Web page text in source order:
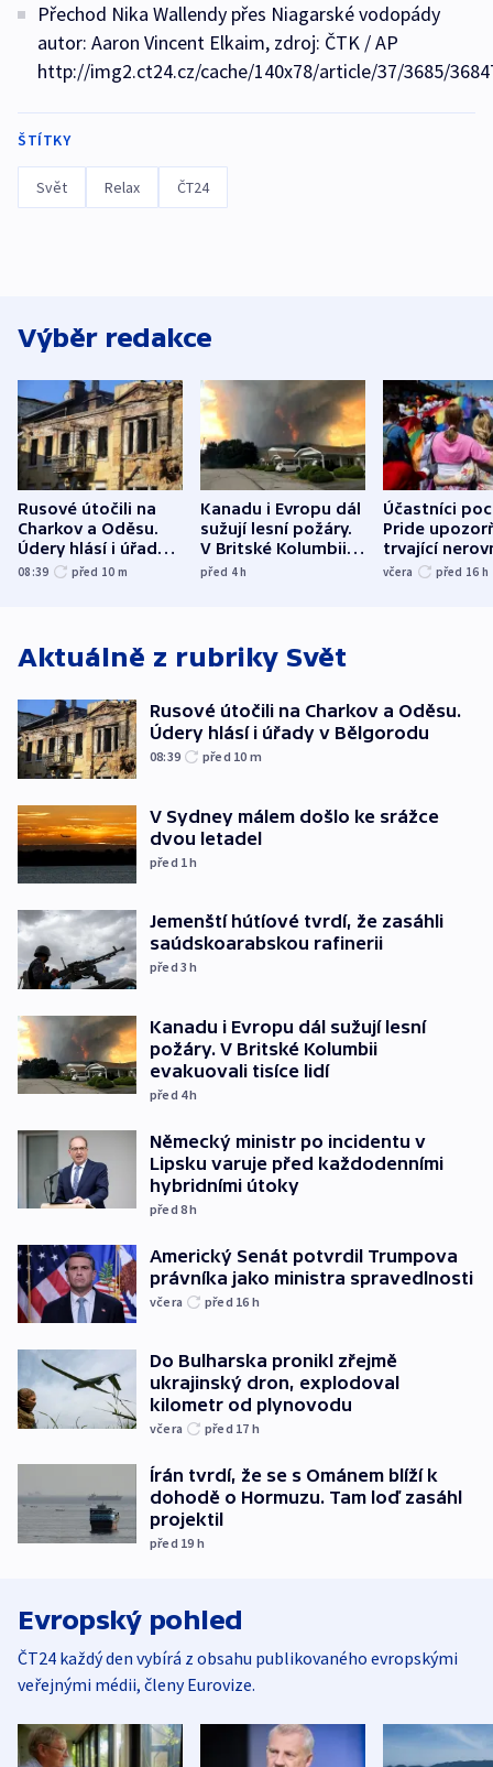
Přechod Nika Wallendy přes Niagarské vodopády
autor: Aaron Vincent Elkaim, zdroj: ČTK / AP
http://img2.ct24.cz/cache/140x78/article/37/3685/
ŠTÍTKY
Svět Relax ČT24
Výběr redakce
Rusové útočili na
Charkov a Oděsu.
Údery hlásí i úřady v
Bělgorodu
08:39 před 10 m
Kanadu i Evropu dál
sužují lesní požáry.
V Britské Kolumbii
evakuovali tisíce lidí
před 4h
Účastníci
Pride
trvající
včera před 16 h
Aktuálně z rubriky Svět
Rusové útočili na Charkov a Oděsu.
Údery hlásí i úřady v Bělgorodu
08:39 před 10 m
V Sydney málem došlo ke srážce
dvou letadel
před 1h
Jemenští hútíové tvrdí, že zasáhli
saúdskoarabskou rafinerii
před 3h
Kanadu i Evropu dál sužují lesní
požáry. V Britské Kolumbii
evakuovali tisíce lidí
před 4h
Německý ministr po incidentu v
Lipsku varuje před každodenními
hybridními útoky
před 8h
Americký Senát potvrdil Trumpova
právníka jako ministra spravedlnosti
včera před 16 h
Do Bulharska pronikl zřejmě
ukrajinský dron, explodoval
kilometr od plynovodu
včera před 17 h
Írán tvrdí, že se s Ománem blíží k
dohodě o Hormuzu. Tam loď zasáhl
projektil
před 19 h
Evropský pohled
ČT24 každý den vybírá z obsahu publikovaného evropskými
veřejnými médii, členy Eurovize.